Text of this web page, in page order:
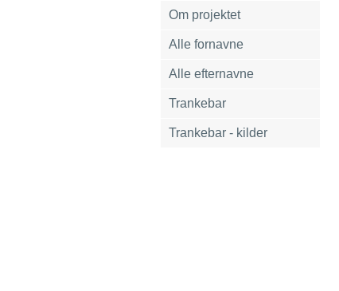
Om projektet
Alle fornavne
Alle efternavne
Trankebar
Trankebar - kilder